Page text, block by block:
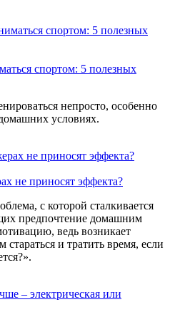
спортом: 5 полезных
непросто, особенно
условиях.
не приносят эффекта?
с которой сталкивается
предпочтение домашним
ведь возникает
и тратить время, если